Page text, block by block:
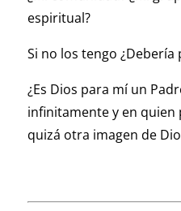
espiritual?
Si no los tengo
¿Es Dios para mí un
infinitamente y en
quizá otra imagen de